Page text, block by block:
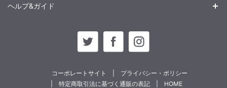
ヘルプ&ガイド
コーポレートサイト
プライバシー・ポリシー
特定商取引法に基づく通販の表記
HOME